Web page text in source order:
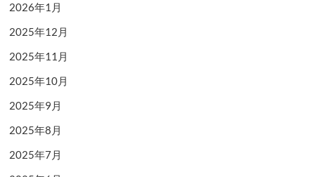
2026年1月
2025年12月
2025年11月
2025年10月
2025年9月
2025年8月
2025年7月